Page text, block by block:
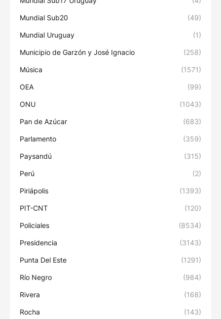
Mundial Sub20 (49)
Mundial Uruguay (1)
Municipio de Garzón y José Ignacio (258)
Música (1571)
OEA (99)
ONU (1043)
Pan de Azúcar (683)
Parlamento (359)
Paysandú (315)
Perú (2)
Piriápolis (1393)
PIT-CNT (120)
Policiales (8534)
Presidencia (3143)
Punta Del Este (1291)
Río Negro (984)
Rivera (168)
Rocha (143)